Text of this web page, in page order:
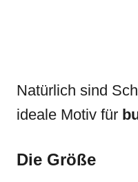
Natürlich sind
ideale Motiv für
Die Größe